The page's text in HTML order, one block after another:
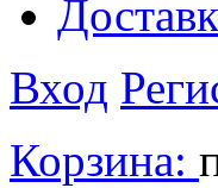
Вход
Корзина: